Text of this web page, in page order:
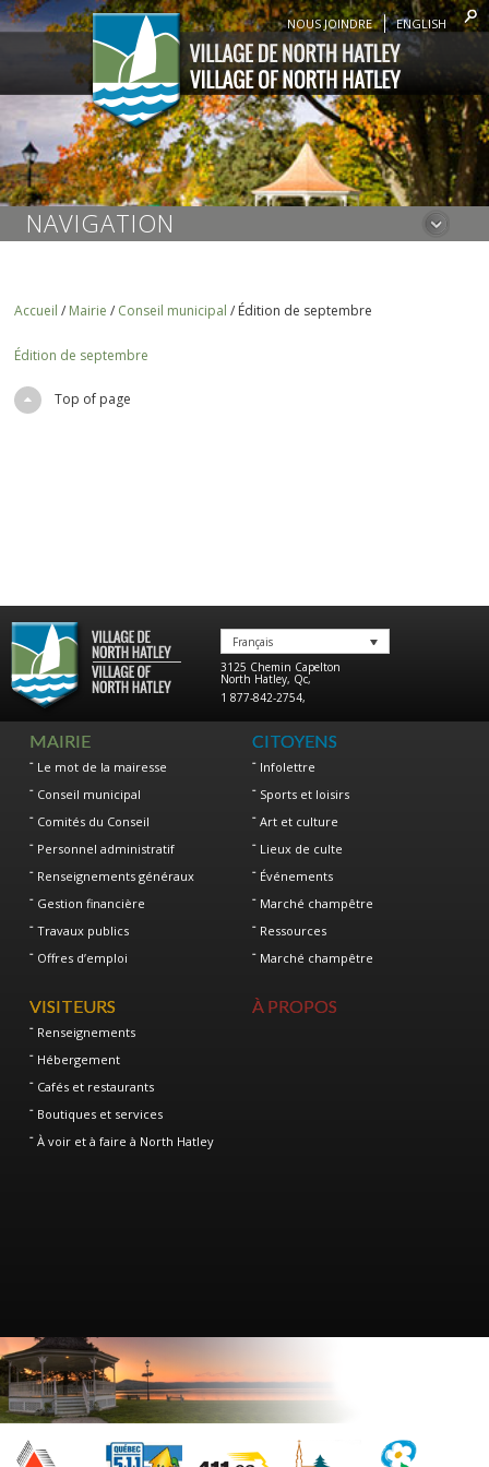
NOUS JOINDRE ENGLISH
NAVIGATION
Accueil / Mairie / Conseil municipal / Édition de septembre
Édition de septembre
Top of page
Français
3125 Chemin Capelton
North Hatley, Qc,
1 877-842-2754,
MAIRIE
Le mot de la mairesse
Conseil municipal
Comités du Conseil
Personnel administratif
Renseignements généraux
Gestion financière
Travaux publics
Offres d’emploi
CITOYENS
Infolettre
Sports et loisirs
Art et culture
Lieux de culte
Événements
Marché champêtre
Ressources
Marché champêtre
VISITEURS
Renseignements
Hébergement
Cafés et restaurants
Boutiques et services
À voir et à faire à North Hatley
À PROPOS